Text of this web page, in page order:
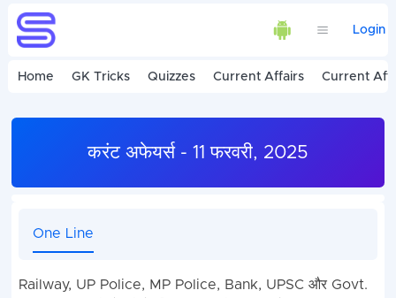
Login
Home GK Tricks Quizzes Current Affairs Current
करंट अफेयर्स - 11 फरवरी, 2025
One Line
Railway, UP Police, MP Police, Bank, UPSC और Govt.